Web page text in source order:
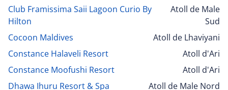
Club Framissima Saii Lagoon Curio By
Hilton
Atoll de Male
Sud
Cocoon Maldives
Atoll de Lhaviyani
Constance Halaveli Resort
Atoll d'Ari
Constance Moofushi Resort
Atoll d'Ari
Dhawa Ihuru Resort & Spa
Atoll de Male Nord